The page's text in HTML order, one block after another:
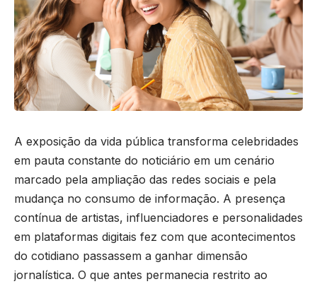
A exposição da vida pública transforma celebridades
em pauta constante do noticiário em um cenário
marcado pela ampliação das redes sociais e pela
mudança no consumo de informação. A presença
contínua de artistas, influenciadores e personalidades
em plataformas digitais fez com que acontecimentos
do cotidiano passassem a ganhar dimensão
jornalística. O que antes permanecia restrito ao